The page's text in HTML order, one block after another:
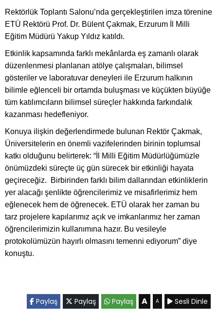
Rektörlük Toplantı Salonu’nda gerçekleştirilen imza törenine
ETÜ Rektörü Prof. Dr. Bülent Çakmak, Erzurum İl Milli
Eğitim Müdürü Yakup Yıldız katıldı.
Etkinlik kapsamında farklı mekânlarda eş zamanlı olarak
düzenlenmesi planlanan atölye çalışmaları, bilimsel
gösteriler ve laboratuvar deneyleri ile Erzurum halkının
bilimle eğlenceli bir ortamda buluşması ve küçükten büyüğe
tüm katılımcıların bilimsel süreçler hakkında farkındalık
kazanması hedefleniyor.
Konuya ilişkin değerlendirmede bulunan Rektör Çakmak,
Üniversitelerin en önemli vazifelerinden birinin toplumsal
katkı olduğunu belirterek: “İl Milli Eğitim Müdürlüğümüzle
önümüzdeki süreçte üç gün sürecek bir etkinliği hayata
geçireceğiz. Birbirinden farklı bilim dallarından etkinliklerin
yer alacağı şenlikte öğrencilerimiz ve misafirlerimiz hem
eğlenecek hem de öğrenecek. ETÜ olarak her zaman bu
tarz projelere kapılarımız açık ve imkanlarımız her zaman
öğrencilerimizin kullanımına hazır. Bu vesileyle
protokolümüzün hayırlı olmasını temenni ediyorum” diye
konuştu.
Paylaş Paylaş Paylaş A A Sesli Dinle